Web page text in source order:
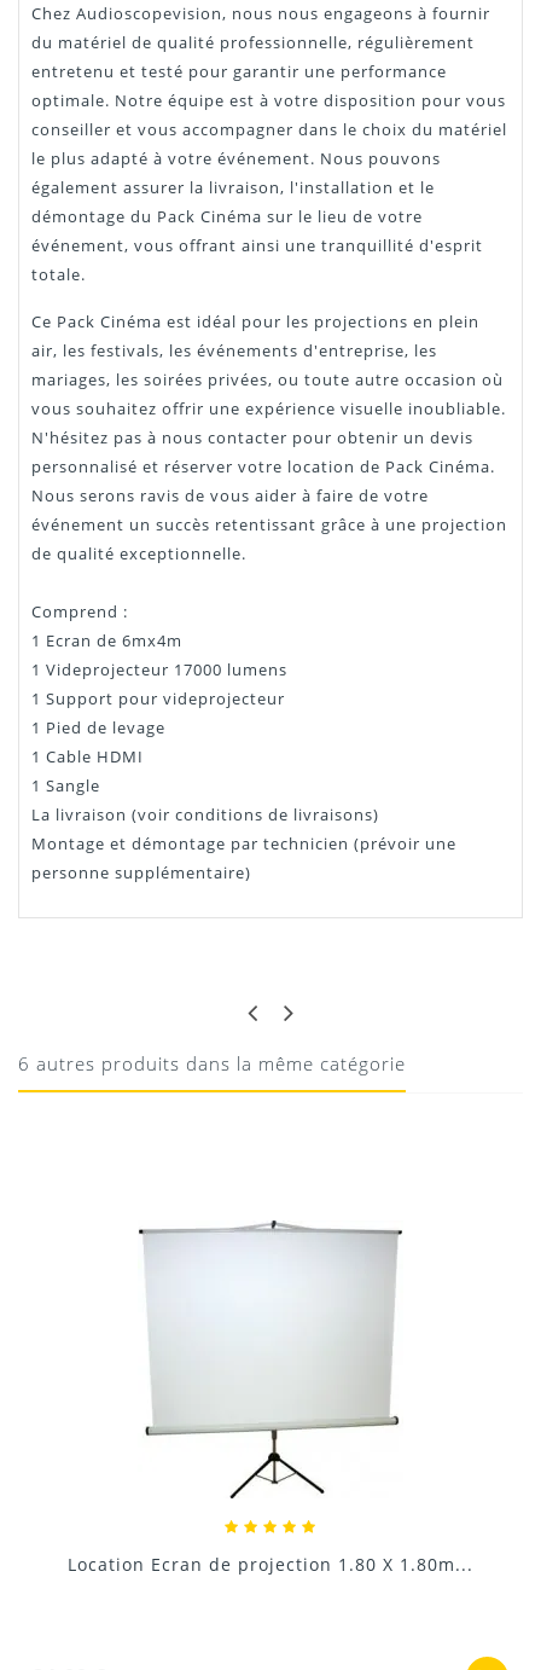
Chez Audioscopevision, nous nous engageons à fournir
du matériel de qualité professionnelle, régulièrement
entretenu et testé pour garantir une performance
optimale. Notre équipe est à votre disposition pour vous
conseiller et vous accompagner dans le choix du matériel
le plus adapté à votre événement. Nous pouvons
également assurer la livraison, l'installation et le
démontage du Pack Cinéma sur le lieu de votre
événement, vous offrant ainsi une tranquillité d'esprit
totale.
Ce Pack Cinéma est idéal pour les projections en plein
air, les festivals, les événements d'entreprise, les
mariages, les soirées privées, ou toute autre occasion où
vous souhaitez offrir une expérience visuelle inoubliable.
N'hésitez pas à nous contacter pour obtenir un devis
personnalisé et réserver votre location de Pack Cinéma.
Nous serons ravis de vous aider à faire de votre
événement un succès retentissant grâce à une projection
de qualité exceptionnelle.
Comprend :
1 Ecran de 6mx4m
1 Videprojecteur 17000 lumens
1 Support pour videprojecteur
1 Pied de levage
1 Cable HDMI
1 Sangle
La livraison (voir conditions de livraisons)
Montage et démontage par technicien (prévoir une
personne supplémentaire)
1. Qu’est-ce que le Pack Cinéma propose ?
2. Quels sont les équipements inclus dans le pack ?
1 pied de levage pour ajuster hauteur et angle
Livraison (conditions à confirmer)
réussie !!
6 autres produits dans la même catégorie
Location Ecran de projection 4m x 3m